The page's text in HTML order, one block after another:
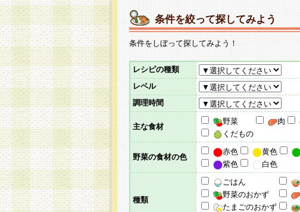
条件を絞って探してみよう
条件をしぼって探してみよう！
レシピの種類
レベル
調理時間
主な食材
野菜 肉
くだもの
野菜の食材の色
赤色 黄色
紫色
白色
種類
ごはん
野菜のおかず
たまごのおかず